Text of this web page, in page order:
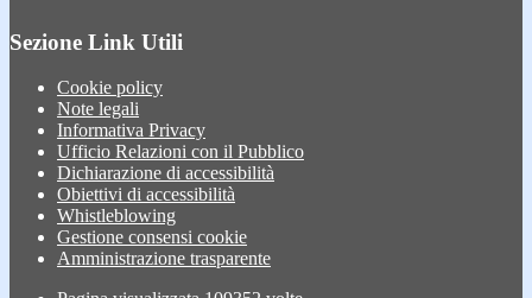
Sezione Link Utili
Cookie policy
Note legali
Informativa Privacy
Ufficio Relazioni con il Pubblico
Dichiarazione di accessibilità
Obiettivi di accessibilità
Whistleblowing
Gestione consensi cookie
Amministrazione trasparente